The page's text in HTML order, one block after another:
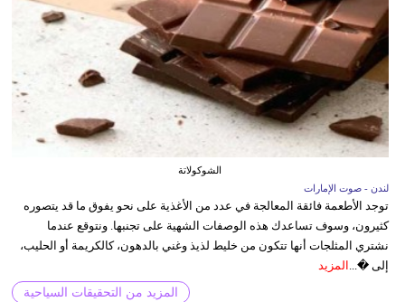
الشوكولاتة
لندن - صوت الإمارات
توجد الأطعمة فائقة المعالجة في عدد من الأغذية على نحو يفوق ما قد يتصوره
كثيرون، وسوف تساعدك هذه الوصفات الشهية على تجنبها. ونتوقع عندما
نشتري المثلجات أنها تتكون من خليط لذيذ وغني بالدهون، كالكريمة أو الحليب،
إلى �... المزيد
المزيد من التحقيقات السياحية